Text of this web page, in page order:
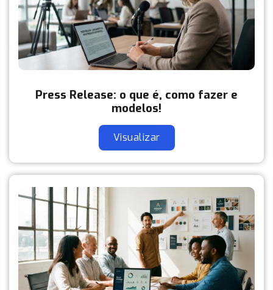
Press Release: o que é, como fazer e
modelos!
Visualizar